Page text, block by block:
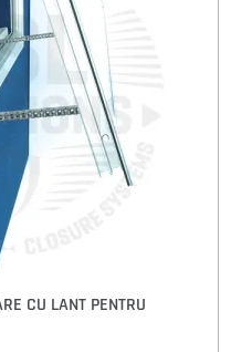
CU LANT PENTRU